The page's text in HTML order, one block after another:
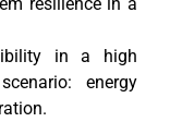
resilience in a
in a high
energy